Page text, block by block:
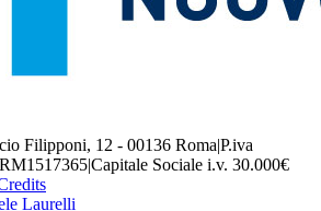
Filipponi, 12 - 00136 Roma|P.iva
|Capitale Sociale i.v. 30.000€
Laurelli